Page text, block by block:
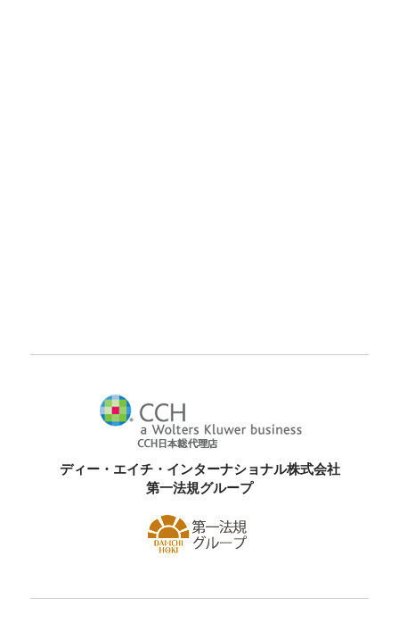
ディー・エイチ・インターナショナル株式会社
第一法規グループ